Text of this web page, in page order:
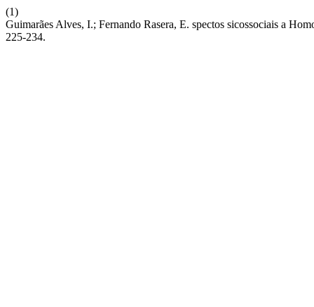
(1)
Guimarães Alves, I.; Fernando Rasera, E. spectos sicossociais a
225-234.